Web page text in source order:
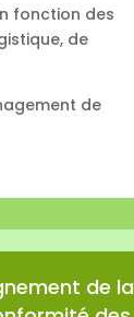
fonction des
de
de
de la